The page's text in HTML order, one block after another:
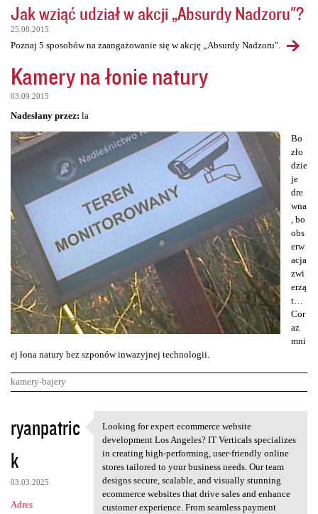
Jak wziąć udział w akcji „Absurdy Nadzoru"?
25.08.2015
Poznaj 5 sposobów na zaangażowanie się w akcję „Absurdy Nadzoru".
Kamery na łonie natury
03.09.2015
Nadesłany przez: la
Bo
zło
dzie
je
dre
wna
, bo
obs
erw
acja
zwi
erzą
t…
Cor
az
mni
ej łona natury bez szponów inwazyjnej technologii.
kamery-bajery
K
o
m
e
n
ryanpatric
k
03.03.2025
Adres
Looking for expert ecommerce
Looking for expert ecommerce website
development Los Angeles? IT Verticals specializes
in creating high-performing, user-friendly online
stores tailored to your business needs. Our team
designs secure, scalable, and visually stunning
ecommerce websites that drive sales and enhance
customer experience. From seamless payment